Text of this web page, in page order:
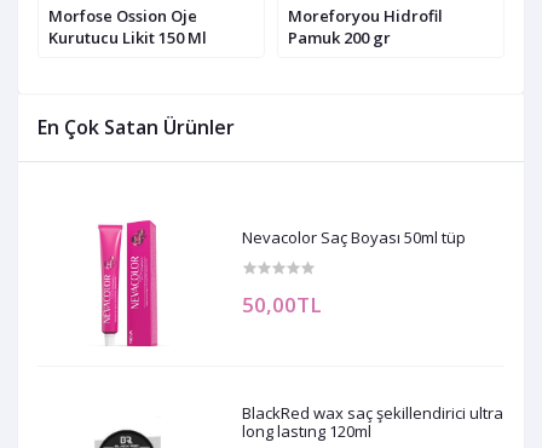
En Çok Satan Ürünler
Nevacolor Saç Boyası 50ml tüp
50,00TL
BlackRed wax saç şekillendirici ultra
long lastıng 120ml
Morfose Ossion Oje
Kurutucu Likit 150 Ml
Moreforyou Hidrofil
Pamuk 200 gr